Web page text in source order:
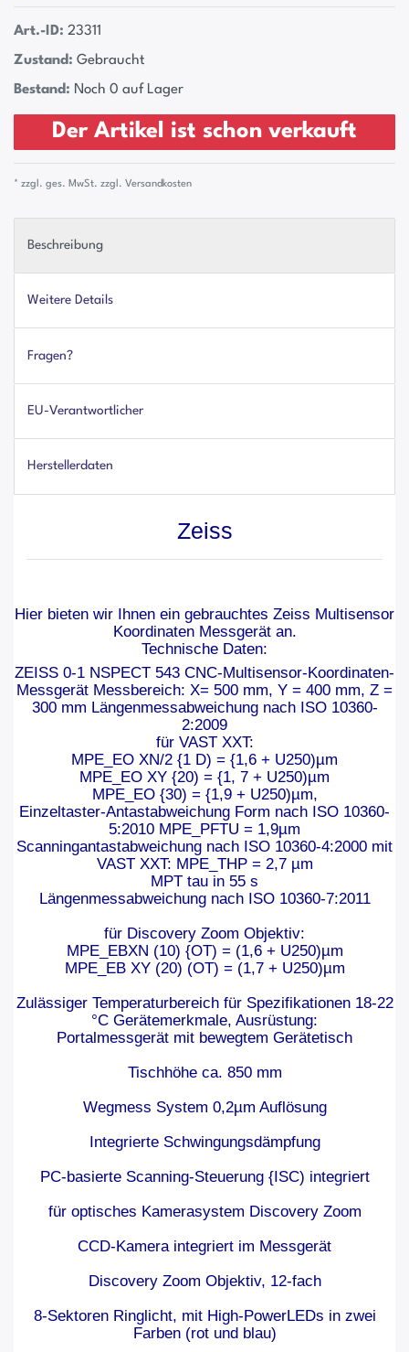
Art.-ID: 23311
Zustand: Gebraucht
Bestand: Noch 0 auf Lager
Der Artikel ist schon verkauft
* zzgl. ges. MwSt. zzgl. Versandkosten
Beschreibung
Weitere Details
Fragen?
EU-Verantwortlicher
Herstellerdaten
Zeiss
Hier bieten wir Ihnen ein gebrauchtes Zeiss Multisensor
Koordinaten Messgerät an.
Technische Daten:
ZEISS 0-1 NSPECT 543 CNC-Multisensor-Koordinaten-
Messgerät Messbereich: X= 500 mm, Y = 400 mm, Z =
300 mm Längenmessabweichung nach ISO 10360-
2:2009
für VAST XXT:
MPE_EO XN/2 {1 D) = {1,6 + U250)µm
MPE_EO XY {20) = {1, 7 + U250)µm
MPE_EO {30) = {1,9 + U250)µm,
Einzeltaster-Antastabweichung Form nach ISO 10360-
5:2010 MPE_PFTU = 1,9µm
Scanningantastabweichung nach ISO 10360-4:2000 mit
VAST XXT: MPE_THP = 2,7 µm
MPT tau in 55 s
Längenmessabweichung nach ISO 10360-7:2011
für Discovery Zoom Objektiv:
MPE_EBXN (10) {OT) = (1,6 + U250)µm
MPE_EB XY (20) (OT) = (1,7 + U250)µm
Zulässiger Temperaturbereich für Spezifikationen 18-22
°C Gerätemerkmale, Ausrüstung:
Portalmessgerät mit bewegtem Gerätetisch
Tischhöhe ca. 850 mm
Wegmess System 0,2µm Auflösung
Integrierte Schwingungsdämpfung
PC-basierte Scanning-Steuerung {ISC) integriert
für optisches Kamerasystem Discovery Zoom
CCD-Kamera integriert im Messgerät
Discovery Zoom Objektiv, 12-fach
8-Sektoren Ringlicht, mit High-PowerLEDs in zwei
Farben (rot und blau)